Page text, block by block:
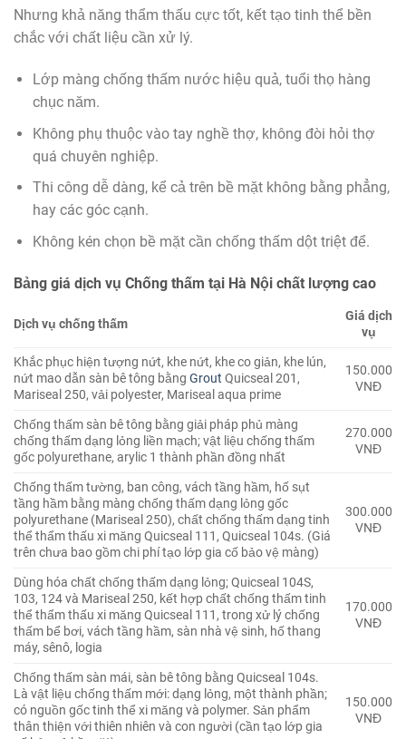
Nhưng khả năng thẩm thấu cực tốt, kết tạo tinh thể bền
chắc với chất liệu cần xử lý.
Lớp màng chống thấm nước hiệu quả, tuổi thọ hàng
chục năm.
Không phụ thuộc vào tay nghề thợ, không đòi hỏi thợ
quá chuyên nghiệp.
Thi công dễ dàng, kể cả trên bề mặt không bằng phẳng,
hay các góc cạnh.
Không kén chọn bề mặt cần chống thấm dột triệt để.
Bảng giá dịch vụ Chống thấm tại Hà Nội chất lượng cao
Dịch vụ chống thấm
Giá dịch
vụ
Khắc phục hiện tượng nứt, khe nứt, khe co giản, khe lún,
nứt mao dẫn sàn bê tông bằng Grout Quicseal 201,
Mariseal 250, vải polyester, Mariseal aqua prime
150.000
VNĐ
Chống thấm sàn bê tông bằng giải pháp phủ màng
chống thấm dạng lỏng liền mạch; vật liệu chống thấm
gốc polyurethane, arylic 1 thành phần đồng nhất
270.000
VNĐ
Chống thấm tường, ban công, vách tầng hầm, hố sụt
tầng hầm bằng màng chống thấm dạng lỏng gốc
polyurethane (Mariseal 250), chất chống thấm dạng tinh
thể thẩm thấu xi măng Quicseal 111, Quicseal 104s. (Giá
trên chưa bao gồm chi phí tạo lớp gia cố bảo vệ màng)
300.000
VNĐ
Dùng hóa chất chống thấm dạng lỏng; Quicseal 104S,
103, 124 và Mariseal 250, kết hợp chất chống thấm tinh
thể thẩm thấu xi măng Quicseal 111, trong xử lý chống
thấm bể bơi, vách tầng hầm, sàn nhà vệ sinh, hố thang
máy, sênô, logia
170.000
VNĐ
Chống thấm sàn mái, sàn bê tông bằng Quicseal 104s.
Là vật liệu chống thấm mới: dạng lỏng, một thành phần;
có nguồn gốc tinh thể xi măng và polymer. Sản phẩm
thân thiện với thiên nhiên và con người (cần tạo lớp gia
150.000
VNĐ